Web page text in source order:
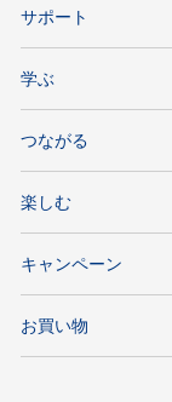
サポート
学ぶ
つながる
楽しむ
キャンペーン
お買い物